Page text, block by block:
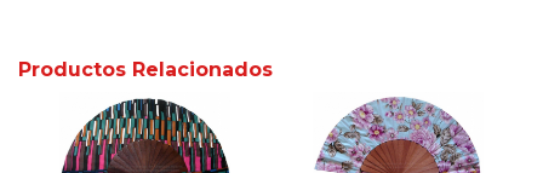
Productos Relacionados